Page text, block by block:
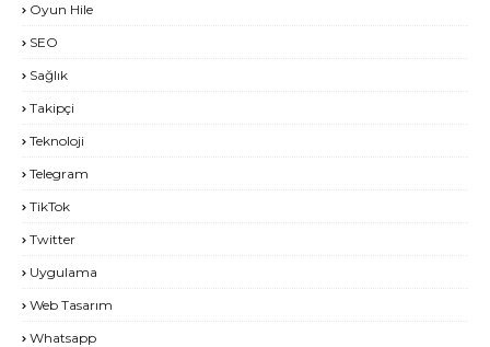
Oyun Hile
SEO
Sağlık
Takipçi
Teknoloji
Telegram
TikTok
Twitter
Uygulama
Web Tasarım
Whatsapp